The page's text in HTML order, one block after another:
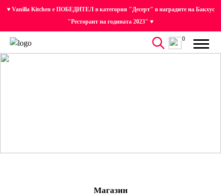
♥ Vanilla Kitchen е ПОБЕДИТЕЛ в категория "Десерт" в наградите на Бакхус
"Ресторант на годината 2023" ♥
0
Магазин